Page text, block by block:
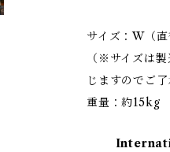
サイズ：W（
（※サイズは
じますのでご了
重量：約15kg